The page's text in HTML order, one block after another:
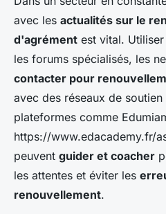
avec les actualités sur le
d'agrément est vital.
les forums spécialisés, les
contacter pour
avec des réseaux de
plateformes comme
https://www.edacademy.fr/
peuvent guider et coacher
les attentes et éviter les
renouvellement.